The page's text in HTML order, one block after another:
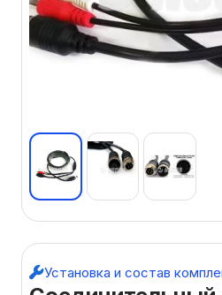
Установка и состав